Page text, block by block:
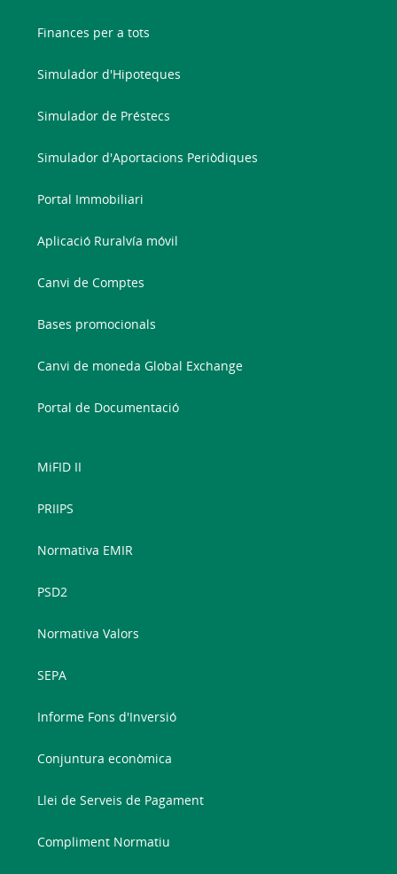
Finances per a tots
Simulador d'Hipoteques
Simulador de Préstecs
Simulador d'Aportacions Periòdiques
Portal Immobiliari
Aplicació Ruralvía móvil
Canvi de Comptes
Bases promocionals
Canvi de moneda Global Exchange
Portal de Documentació
MiFID II
PRIIPS
Normativa EMIR
PSD2
Normativa Valors
SEPA
Informe Fons d'Inversió
Conjuntura econòmica
Llei de Serveis de Pagament
Compliment Normatiu